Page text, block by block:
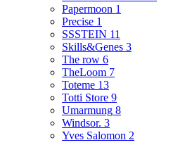
Papermoon 1
Precise 1
SSSTEIN 11
Skills&Genes 3
The row 6
TheLoom 7
Toteme 13
Totti Store 9
Umarmung 8
Windsor. 3
Yves Salomon 2